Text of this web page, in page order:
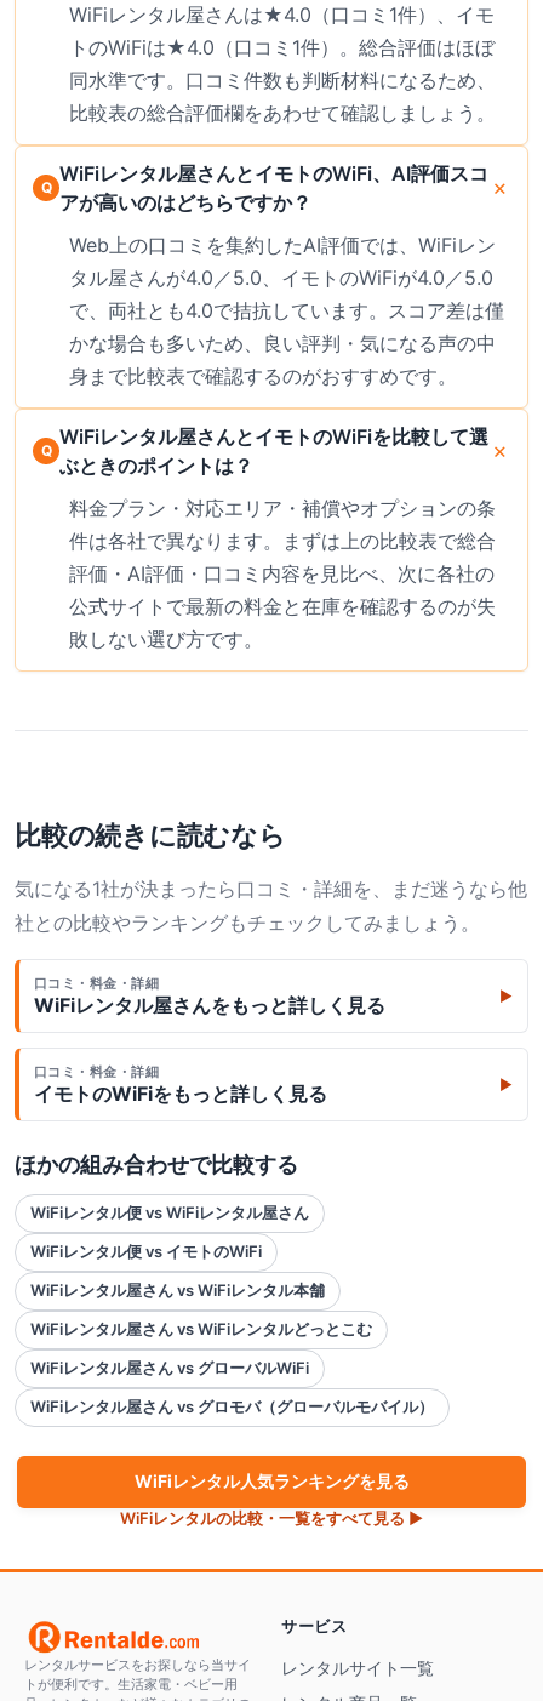
WiFiレンタル屋さんは★4.0（口コミ1件）、イモ
トのWiFiは★4.0（口コミ1件）。総合評価はほぼ
同水準です。口コミ件数も判断材料になるため、
比較表の総合評価欄をあわせて確認しましょう。
WiFiレンタル屋さんとイモトのWiFi、AI評価スコ
アが高いのはどちらですか？
Web上の口コミを集約したAI評価では、WiFiレン
タル屋さんが4.0／5.0、イモトのWiFiが4.0／5.0
で、両社とも4.0で拮抗しています。スコア差は僅
かな場合も多いため、良い評判・気になる声の中
身まで比較表で確認するのがおすすめです。
WiFiレンタル屋さんとイモトのWiFiを比較して選
ぶときのポイントは？
料金プラン・対応エリア・補償やオプションの条
件は各社で異なります。まずは上の比較表で総合
評価・AI評価・口コミ内容を見比べ、次に各社の
公式サイトで最新の料金と在庫を確認するのが失
敗しない選び方です。
比較の続きに読むなら
気になる1社が決まったら口コミ・詳細を、まだ迷うなら他
社との比較やランキングもチェックしてみましょう。
口コミ・料金・詳細
WiFiレンタル屋さんをもっと詳しく見る ▶
口コミ・料金・詳細
イモトのWiFiをもっと詳しく見る ▶
ほかの組み合わせで比較する
WiFiレンタル便 vs WiFiレンタル屋さん
WiFiレンタル便 vs イモトのWiFi
WiFiレンタル屋さん vs WiFiレンタル本舗
WiFiレンタル屋さん vs WiFiレンタルどっとこむ
WiFiレンタル屋さん vs グローバルWiFi
WiFiレンタル屋さん vs グロモバ（グローバルモバイル）
WiFiレンタル人気ランキングを見る
WiFiレンタルの比較・一覧をすべて見る ▶
レンタルサービスをお探しなら当サイ
トが便利です。生活家電・ベビー用
サービス
レンタルサイト一覧